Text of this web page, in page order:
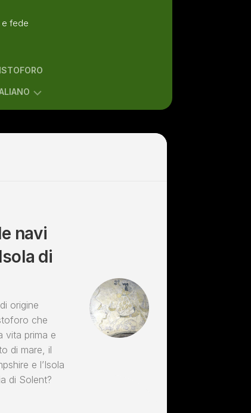
e fede
navi
di
origine
che
vita prima e
di mare, il
e l’Isola
di Solent?